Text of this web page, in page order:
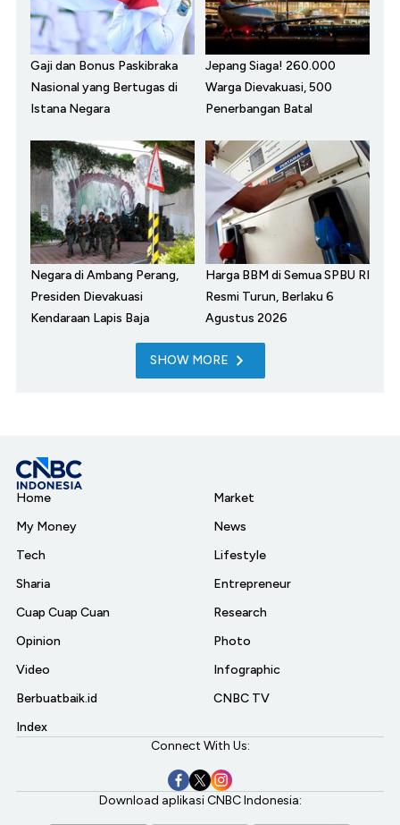
Gaji dan Bonus Paskibraka
Nasional yang Bertugas di
Istana Negara
Jepang Siaga! 260.000
Warga Dievakuasi, 500
Penerbangan Batal
Negara di Ambang Perang,
Presiden Dievakuasi
Kendaraan Lapis Baja
Harga BBM di Semua SPBU RI
Resmi Turun, Berlaku 6
Agustus 2026
SHOW MORE
Home
My Money
Tech
Sharia
Cuap Cuap Cuan
Opinion
Video
Berbuatbaik.id
Index
Market
News
Lifestyle
Entrepreneur
Research
Photo
Infographic
CNBC TV
Connect With Us:
Download aplikasi CNBC Indonesia: